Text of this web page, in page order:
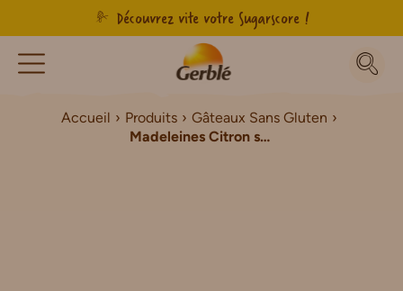
Découvrez vite votre Sugarscore !
Accueil Produits
Gâteaux Sans Gluten
Madeleines Citron sans gluten